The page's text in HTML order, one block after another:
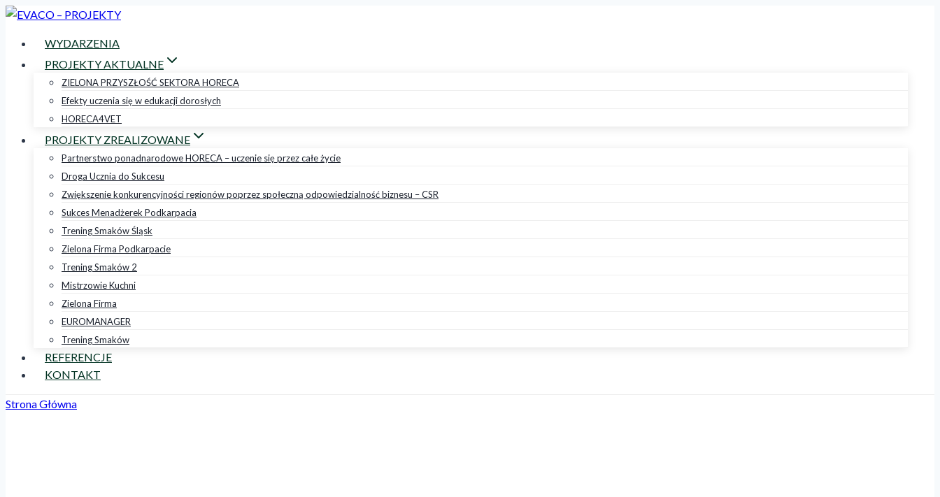
Przejdź
treści
WYDARZENIA
PROJEKTY AKTUALNE
ZIELONA PRZYSZŁOŚĆ SEKTORA HORECA
Efekty uczenia się w edukacji dorosłych
HORECA4VET
PROJEKTY ZREALIZOWANE
Partnerstwo ponadnarodowe HORECA – uczenie się przez całe życie
Droga Ucznia do Sukcesu
Zwiększenie konkurencyjności regionów poprzez społeczną odpowiedzialność biznesu – CSR
Sukces Menadżerek Podkarpacia
Trening Smaków Śląsk
Zielona Firma Podkarpacie
Trening Smaków 2
Mistrzowie Kuchni
Zielona Firma
EUROMANAGER
Trening Smaków
REFERENCJE
KONTAKT
Strona Główna